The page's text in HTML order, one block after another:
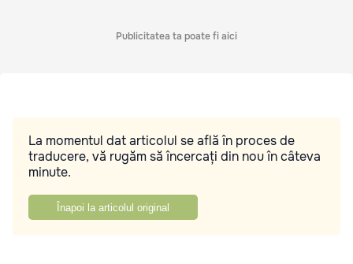
Publicitatea ta poate fi aici
La momentul dat articolul se află în proces de
traducere, vă rugăm să încercați din nou în câteva
minute.
Înapoi la articolul original